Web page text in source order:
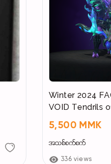
Winter 2024
VOID Tendrils
Timeless
5,500 MMK
အသစ်စက်စက်
336 views